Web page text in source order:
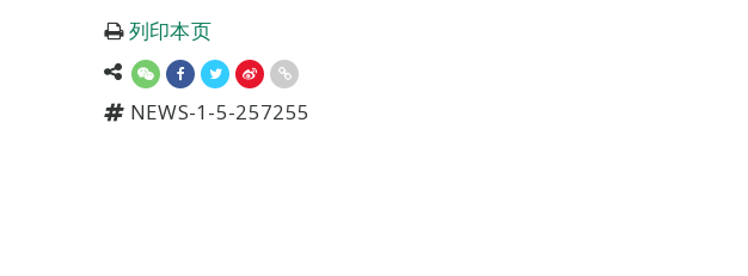
列印本页
NEWS-1-5-257255